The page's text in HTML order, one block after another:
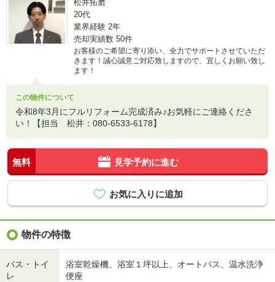
松井拓磨
20代
業界経験 2年
売却実績数 50件
お客様のご希望に寄り添い、全力でサポートさせていただ
きます！誠心誠意ご対応致しますので、宜しくお願い致し
ます！
この物件について
令和8年3月にフルリフォーム完成済み♪お気軽にご連絡くださ
い！【担当 松井：080-6533-6178】
無料 見学予約に進む
物件の特徴
バス・トイ
レ
浴室乾燥機、浴室１坪以上、オートバス、温水洗浄
便座